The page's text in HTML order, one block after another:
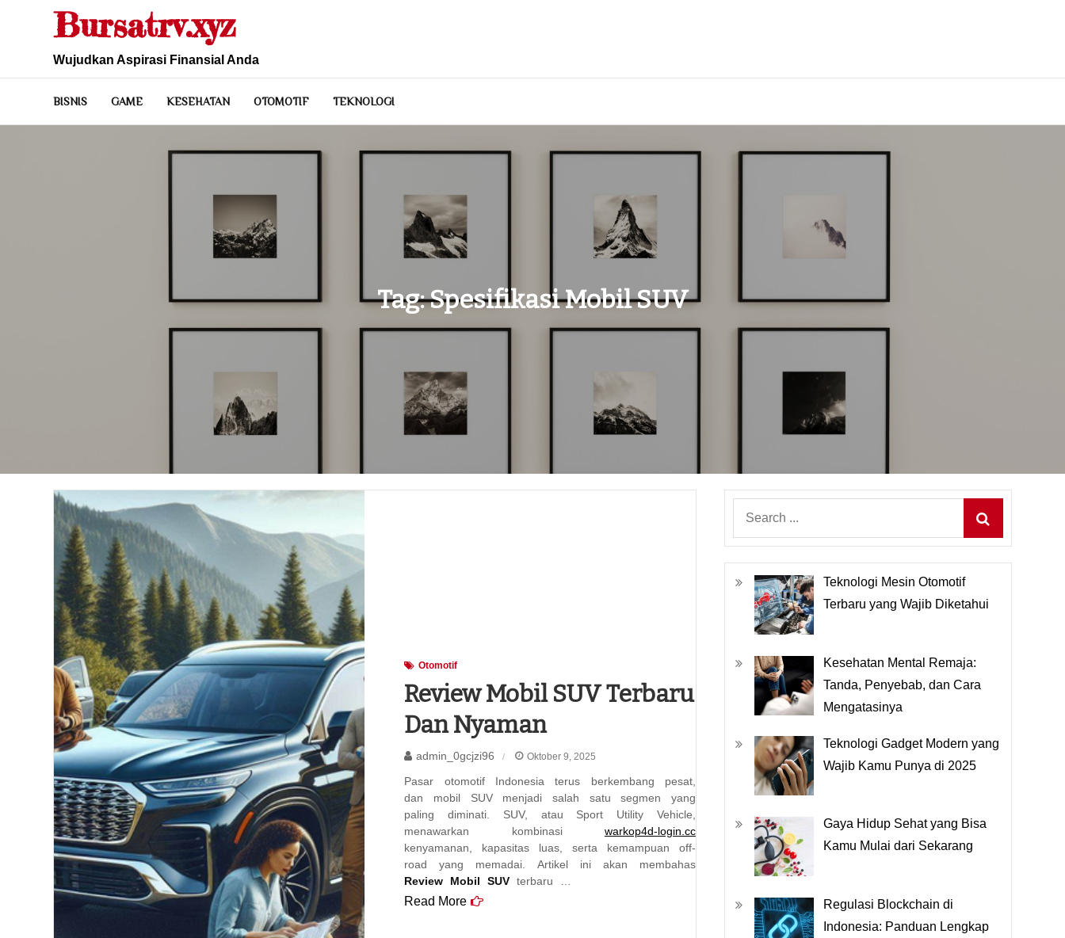
Bursatrv.xyz
Wujudkan Aspirasi Finansial Anda
BISNIS GAME KESEHATAN OTOMOTIF TEKNOLOGI
Tag:Spesifikasi Mobil SUV
Otomotif
Review Mobil SUV Terbaru
Dan Nyaman
admin_0gcjzi96 Oktober 9, 2025
Pasar otomotif Indonesia terus berkembang pesat,
dan mobil SUV menjadi salah satu segmen yang
paling diminati. SUV, atau Sport Utility Vehicle,
menawarkan kombinasi warkop4d-login.cc
kenyamanan, kapasitas luas, serta kemampuan off-
road yang memadai. Artikel ini akan membahas
Review Mobil SUV terbaru …
Read More
Teknologi Mesin Otomotif
Terbaru yang Wajib Diketahui
Kesehatan Mental Remaja:
Tanda, Penyebab, dan Cara
Mengatasinya
Teknologi Gadget Modern yang
Wajib Kamu Punya di 2025
Gaya Hidup Sehat yang Bisa
Kamu Mulai dari Sekarang
Regulasi Blockchain di
Indonesia: Panduan Lengkap